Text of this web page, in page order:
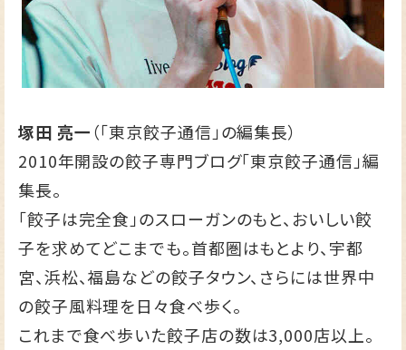
塚田 亮一（「東京餃子通信」の編集長）
2010年開設の餃子専門ブログ「東京餃子通信」編
集長。
「餃子は完全食」のスローガンのもと、おいしい餃
子を求めてどこまでも。首都圏はもとより、宇都
宮、浜松、福島などの餃子タウン、さらには世界中
の餃子風料理を日々食べ歩く。
これまで食べ歩いた餃子店の数は3,000店以上。